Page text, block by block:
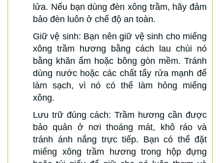
lửa. Nếu bạn dùng đèn xông trầm, hãy đảm
bảo đèn luôn ở chế độ an toàn.
Giữ vệ sinh: Bạn nên giữ vệ sinh cho miếng
xông trầm hương bằng cách lau chùi nó
bằng khăn ẩm hoặc bông gòn mềm. Tránh
dùng nước hoặc các chất tẩy rửa mạnh để
làm sạch, vì nó có thể làm hỏng miếng
xông.
Lưu trữ đúng cách: Trầm hương cần được
bảo quản ở nơi thoáng mát, khô ráo và
tránh ánh nắng trực tiếp. Bạn có thể đặt
miếng xông trầm hương trong hộp đựng